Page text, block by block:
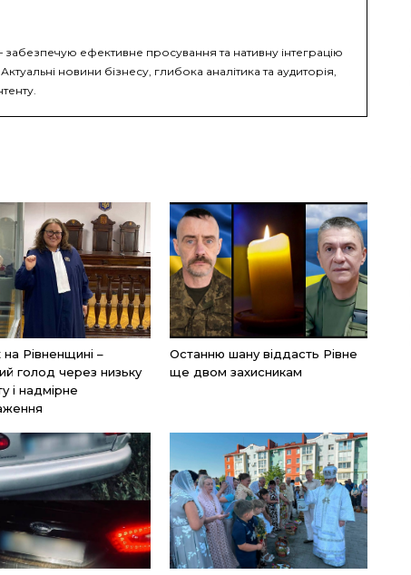
ефективне просування та нативну інтеграцію
новини бізнесу, глибока аналітика та аудиторія,
Рівненщині –
голод через низьку
і надмірне
Останню шану віддасть Рівне
ще двом захисникам